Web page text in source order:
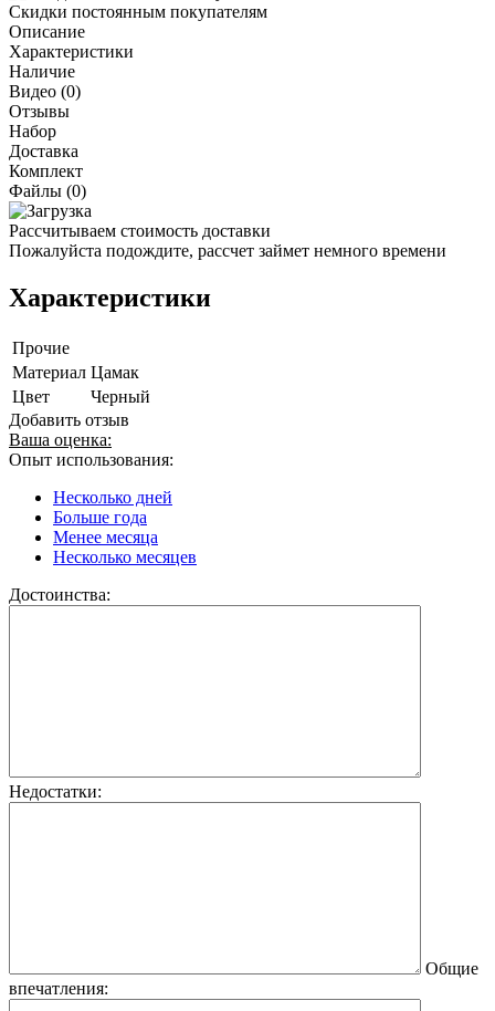
Скидки постоянным покупателям
Описание
Характеристики
Наличие
Видео (0)
Отзывы
Набор
Доставка
Комплект
Файлы (0)
Рассчитываем стоимость доставки
Пожалуйста подождите, рассчет займет немного времени
Характеристики
Прочие
Материал Цамак
Цвет
Черный
Добавить отзыв
Ваша оценка:
Опыт использования:
Несколько дней
Больше года
Менее месяца
Несколько месяцев
Достоинства:
Недостатки:
Общие
впечатления: